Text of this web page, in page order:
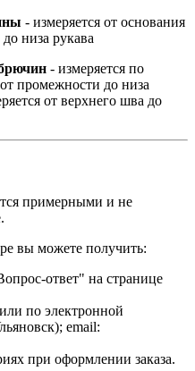
- измеряется от основания
низа рукава
- измеряется по
промежности до низа
от верхнего шва до
примерными и не
вы можете получить:
ответ" на странице
по электронной
email:
при оформлении заказа.